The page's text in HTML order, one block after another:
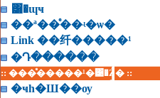
͸�ɰҹ
��ª��ͤ��ʵ�ѡ�
Link ��纤�����¹
�Դ������
:: ���ͤ�����¹�͹�Ź� ::
�ҹһ�Ш��ѹ